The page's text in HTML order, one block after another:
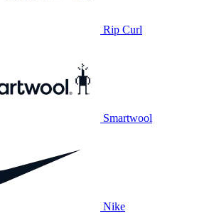
Rip Curl
Smartwool
Nike